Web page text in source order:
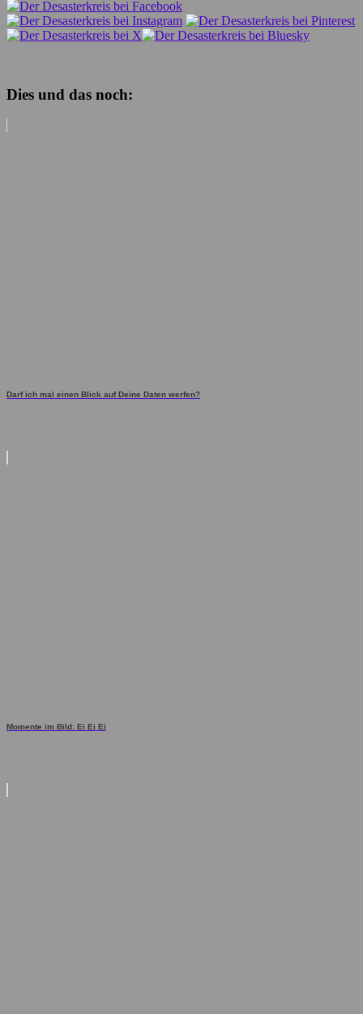
Dies und das noch:
Darf ich mal einen Blick auf Deine Daten werfen?
Momente im Bild: Ei Ei Ei